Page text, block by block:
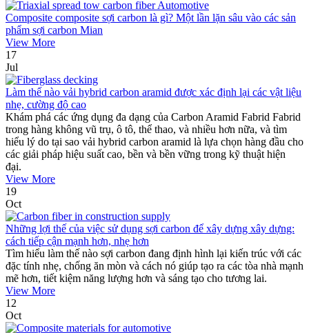
Composite composite sợi carbon là gì? Một lần lặn sâu vào các sản
phẩm sợi carbon Mian
View More
17
Jul
Làm thế nào vải hybrid carbon aramid được xác định lại các vật liệu
nhẹ, cường độ cao
Khám phá các ứng dụng đa dạng của Carbon Aramid Fabrid Fabrid
trong hàng không vũ trụ, ô tô, thể thao, và nhiều hơn nữa, và tìm
hiểu lý do tại sao vải hybrid carbon aramid là lựa chọn hàng đầu cho
các giải pháp hiệu suất cao, bền và bền vững trong kỹ thuật hiện
đại.
View More
19
Oct
Những lợi thế của việc sử dụng sợi carbon để xây dựng xây dựng:
cách tiếp cận mạnh hơn, nhẹ hơn
Tìm hiểu làm thế nào sợi carbon đang định hình lại kiến ​​trúc với các
đặc tính nhẹ, chống ăn mòn và cách nó giúp tạo ra các tòa nhà mạnh
mẽ hơn, tiết kiệm năng lượng hơn và sáng tạo cho tương lai.
View More
12
Oct